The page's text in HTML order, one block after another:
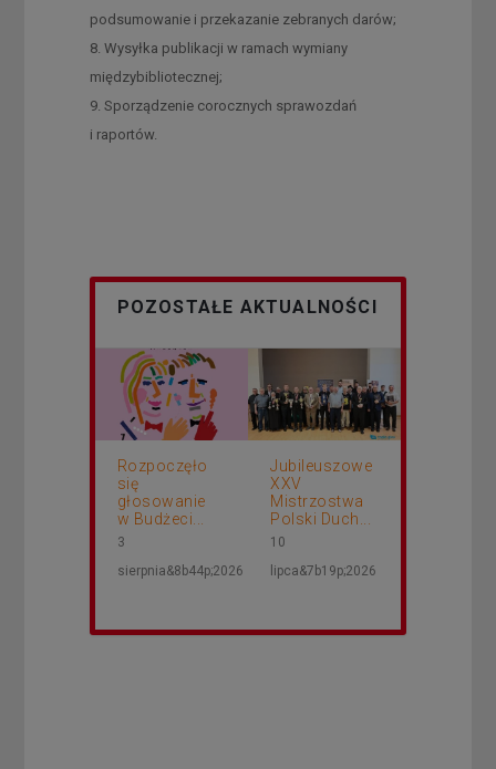
podsumowanie i przekazanie zebranych darów;
8. Wysyłka publikacji w ramach wymiany
międzybibliotecznej;
9. Sporządzenie corocznych sprawozdań
i raportów.
POZOSTAŁE AKTUALNOŚCI
Rozpoczęło
się
głosowanie
w Budżeci...
3
sierpnia&8b44p;2026
Jubileuszowe
XXV
Mistrzostwa
Polski Duch...
10
lipca&7b19p;2026